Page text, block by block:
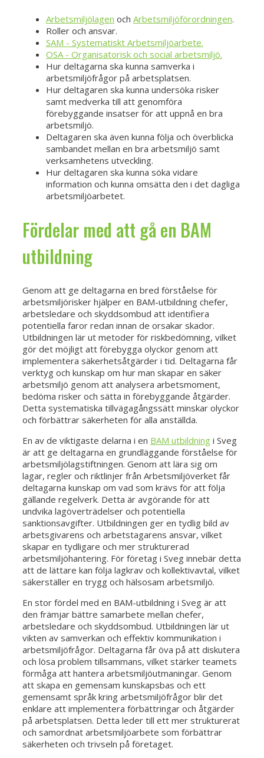
Arbetsmiljölagen och Arbetsmiljöförordningen.
Roller och ansvar.
SAM - Systematiskt Arbetsmiljöarbete.
OSA - Organisatorisk och social arbetsmiljö.
Hur deltagarna ska kunna samverka i
arbetsmiljöfrågor på arbetsplatsen.
Hur deltagaren ska kunna undersöka risker
samt medverka till att genomföra
förebyggande insatser för att uppnå en bra
arbetsmiljö.
Deltagaren ska även kunna följa och överblicka
sambandet mellan en bra arbetsmiljö samt
verksamhetens utveckling.
Hur deltagaren ska kunna söka vidare
information och kunna omsätta den i det dagliga
arbetsmiljöarbetet.
Fördelar med att gå en BAM
utbildning
Genom att ge deltagarna en bred förståelse för
arbetsmiljörisker hjälper en BAM-utbildning chefer,
arbetsledare och skyddsombud att identifiera
potentiella faror redan innan de orsakar skador.
Utbildningen lär ut metoder för riskbedömning, vilket
gör det möjligt att förebygga olyckor genom att
implementera säkerhetsåtgärder i tid. Deltagarna får
verktyg och kunskap om hur man skapar en säker
arbetsmiljö genom att analysera arbetsmoment,
bedöma risker och sätta in förebyggande åtgärder.
Detta systematiska tillvägagångssätt minskar olyckor
och förbättrar säkerheten för alla anställda.
En av de viktigaste delarna i en BAM utbildning i Sveg
är att ge deltagarna en grundläggande förståelse för
arbetsmiljölagstiftningen. Genom att lära sig om
lagar, regler och riktlinjer från Arbetsmiljöverket får
deltagarna kunskap om vad som krävs för att följa
gällande regelverk. Detta är avgörande för att
undvika lagöverträdelser och potentiella
sanktionsavgifter. Utbildningen ger en tydlig bild av
arbetsgivarens och arbetstagarens ansvar, vilket
skapar en tydligare och mer strukturerad
arbetsmiljöhantering. För företag i Sveg innebär detta
att de lättare kan följa lagkrav och kollektivavtal, vilket
säkerställer en trygg och hälsosam arbetsmiljö.
En stor fördel med en BAM-utbildning i Sveg är att
den främjar bättre samarbete mellan chefer,
arbetsledare och skyddsombud. Utbildningen lär ut
vikten av samverkan och effektiv kommunikation i
arbetsmiljöfrågor. Deltagarna får öva på att diskutera
och lösa problem tillsammans, vilket stärker teamets
förmåga att hantera arbetsmiljöutmaningar. Genom
att skapa en gemensam kunskapsbas och ett
gemensamt språk kring arbetsmiljöfrågor blir det
enklare att implementera förbättringar och åtgärder
på arbetsplatsen. Detta leder till ett mer strukturerat
och samordnat arbetsmiljöarbete som förbättrar
säkerheten och trivseln på företaget.